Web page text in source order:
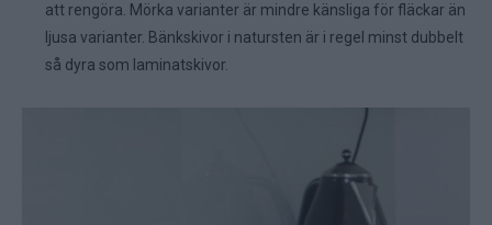
att rengöra. Mörka varianter är mindre känsliga för fläckar än
ljusa varianter. Bänkskivor i natursten är i regel minst dubbelt
så dyra som laminatskivor.